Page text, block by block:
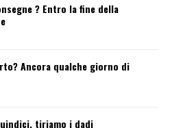
? Entro la fine della
Ancora qualche giorno di
tiriamo i dadi